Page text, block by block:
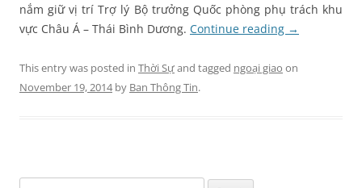
nắm giữ vị trí Trợ lý Bộ trưởng Quốc phòng phụ trách khu
vực Châu Á – Thái Bình Dương. Continue reading →
This entry was posted in Thời Sựand tagged ngoại giao on
November 19, 2014by Ban Thông Tin.